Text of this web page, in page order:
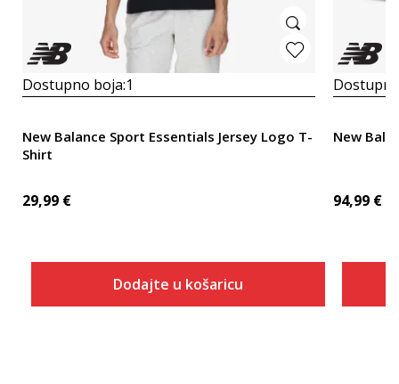
Dostupno boja:1
New Balance Sport Essentials Jersey Logo T-
Shirt
29,99 €
Dodajte u košaricu
New
94,99 €